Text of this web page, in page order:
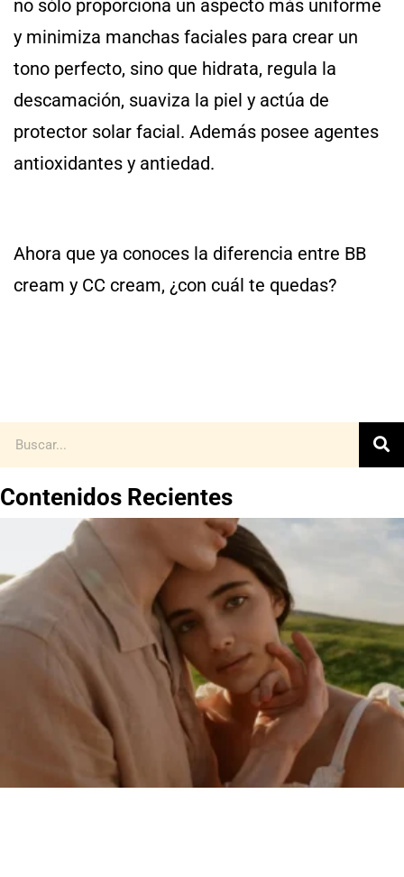
no sólo proporciona un aspecto más uniforme
y minimiza manchas faciales para crear un
tono perfecto, sino que hidrata, regula la
descamación, suaviza la piel y actúa de
protector solar facial. Además posee agentes
antioxidantes y antiedad.
Ahora que ya conoces la diferencia entre BB
cream y CC cream, ¿con cuál te quedas?
Contenidos Recientes